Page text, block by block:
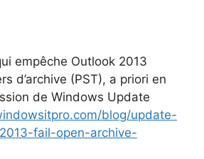
empêche Outlook 2013
d’archive (PST), a priori en
de Windows Update
blog/update-
fail-open-archive-